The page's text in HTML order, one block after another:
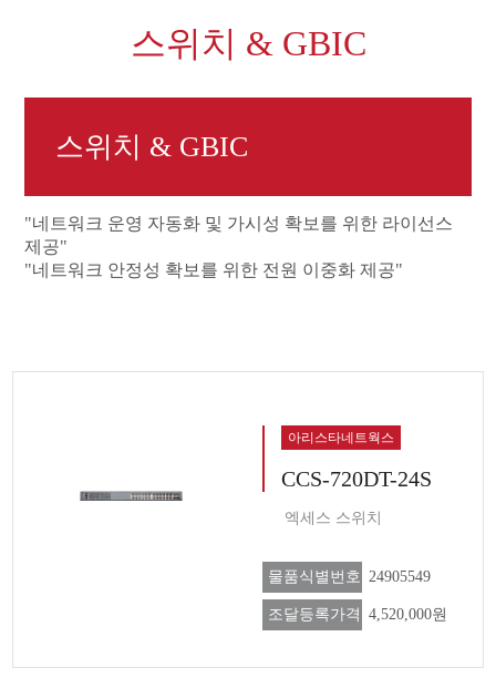
스위치 & GBIC
스위치 & GBIC
"네트워크 운영 자동화 및 가시성 확보를 위한 라이선스
제공"
"네트워크 안정성 확보를 위한 전원 이중화 제공"
아리스타네트웍스
CCS-720DT-24S
엑세스 스위치
물품식별번호 24905549
조달등록가격 4,520,000원